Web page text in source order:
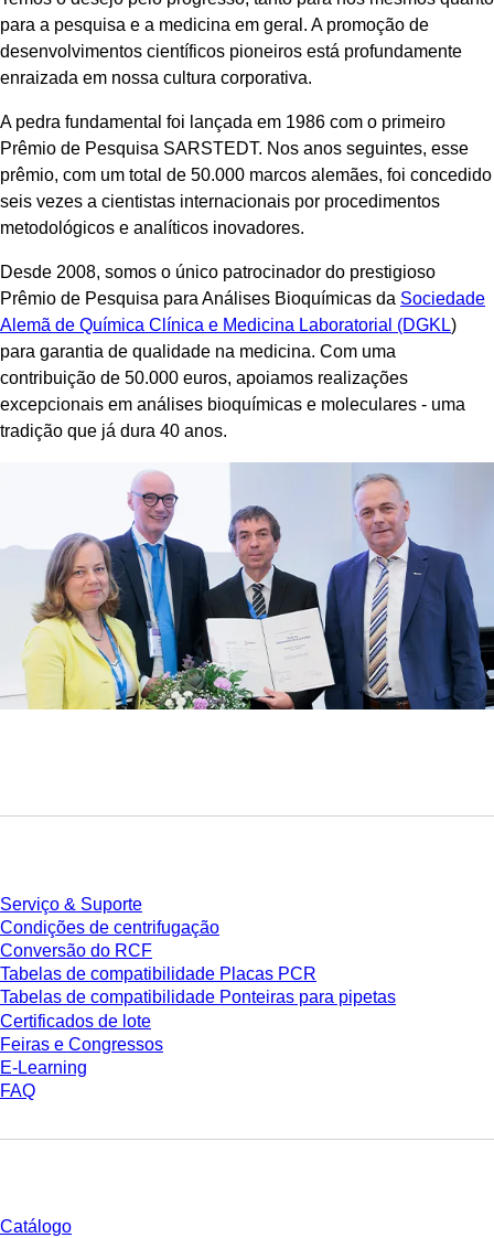
para a pesquisa e a medicina em geral. A promoção de
desenvolvimentos científicos pioneiros está profundamente
enraizada em nossa cultura corporativa.
A pedra fundamental foi lançada em 1986 com o primeiro
Prêmio de Pesquisa SARSTEDT. Nos anos seguintes, esse
prêmio, com um total de 50.000 marcos alemães, foi concedido
seis vezes a cientistas internacionais por procedimentos
metodológicos e analíticos inovadores.
Desde 2008, somos o único patrocinador do prestigioso
Prêmio de Pesquisa para Análises Bioquímicas da Sociedade
Alemã de Química Clínica e Medicina Laboratorial (DGKL)
para garantia de qualidade na medicina. Com uma
contribuição de 50.000 euros, apoiamos realizações
excepcionais em análises bioquímicas e moleculares - uma
tradição que já dura 40 anos.
Serviço & Suporte
Condições de centrifugação
Conversão do RCF
Tabelas de compatibilidade Placas PCR
Tabelas de compatibilidade Ponteiras para pipetas
Certificados de lote
Feiras e Congressos
E-Learning
FAQ
Catálogo